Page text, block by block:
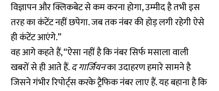
विज्ञापन और क्लिकबेट से कम करना होगा, उम्मीद है तभी इस
तरह का कंटेंट नहीं छपेगा. जब तक नंबर की होड़ लगी रहेगी ऐसे
ही कंटेंट आएंगे.”
वह आगे कहते हैं, “ऐसा नहीं है कि नंबर सिर्फ मसाला वाली
खबरों से ही आते हैं.द गार्जियनका उदाहरण हमारे सामने है
जिसने गंभीर रिपोर्ट्स करके ट्रैफिक नंबर लाए हैं. यह बहाना है कि